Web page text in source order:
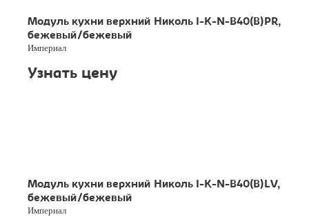
Модуль кухни верхний Николь I-K-N-B40(B)PR,
бежевый/бежевый
Империал
Узнать цену
Модуль кухни верхний Николь I-K-N-B40(B)LV,
бежевый/бежевый
Империал